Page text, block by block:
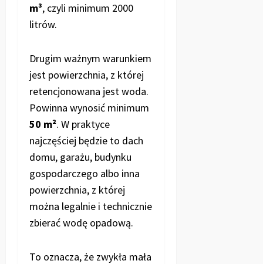
m³, czyli minimum 2000
litrów.
Drugim ważnym warunkiem
jest powierzchnia, z której
retencjonowana jest woda.
Powinna wynosić minimum
50 m². W praktyce
najczęściej będzie to dach
domu, garażu, budynku
gospodarczego albo inna
powierzchnia, z której
można legalnie i technicznie
zbierać wodę opadową.
To oznacza, że zwykła mała